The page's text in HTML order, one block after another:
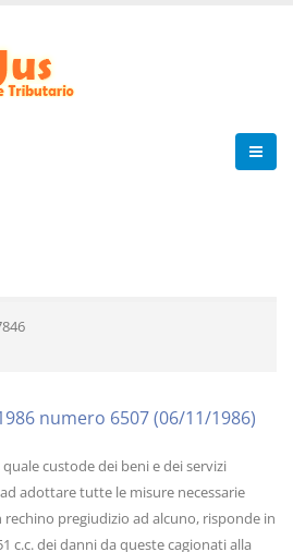
numero 6507 (06/11/1986)
custode dei beni e dei servizi
adottare tutte le misure necessarie
pregiudizio ad alcuno, risponde in
c.c. dei danni da queste cagionati alla